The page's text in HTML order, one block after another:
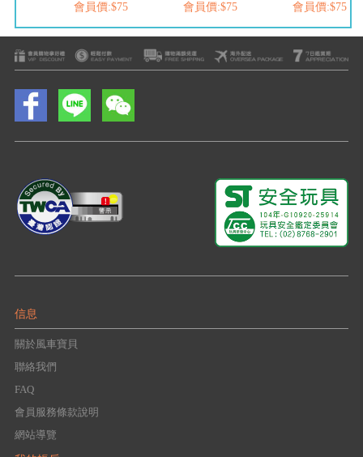
會員價:$75
會員價:$75
會員價:$75
信息
關於風車寶貝
聯絡我們
FAQ
會員服務條款說明
網站導覽